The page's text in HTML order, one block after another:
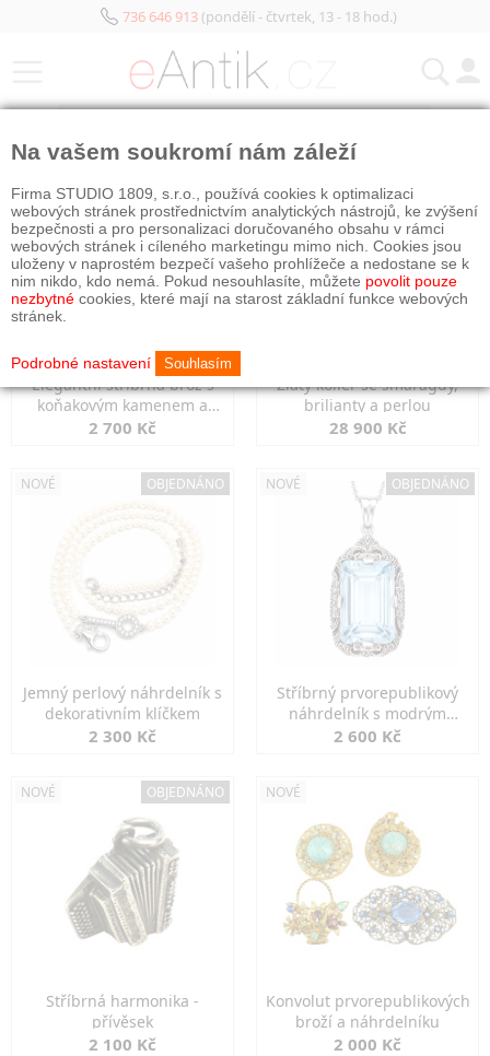
736 646 913(pondělí - čtvrtek, 13 - 18 hod.)
Elegantní stříbrná brož s
koňakovým kamenem a
markazity
2 700 Kč
Zlatý kolier se smaragdy,
brilianty a perlou
28 900 Kč
NOVÉ OBJEDNÁNO
Jemný perlový náhrdelník s
dekorativním klíčkem
2 300 Kč
NOVÉ OBJEDNÁNO
Stříbrný prvorepublikový
náhrdelník s modrým
spinelem
2 600 Kč
NOVÉ OBJEDNÁNO
Stříbrná harmonika -
přívěsek
2 100 Kč
NOVÉ
Konvolut prvorepublikových
broží a náhrdelníku
2 000 Kč
Na vašem soukromí nám záleží
Firma STUDIO 1809, s.r.o., používá cookies k optimalizaci
webových stránek prostřednictvím analytických nástrojů, ke zvýšení
bezpečnosti a pro personalizaci doručovaného obsahu v rámci
webových stránek i cíleného marketingu mimo nich. Cookies jsou
uloženy v naprostém bezpečí vašeho prohlížeče a nedostane se k
nim nikdo, kdo nemá. Pokud nesouhlasíte, můžete povolit pouze
nezbytné cookies, které mají na starost základní funkce webových
stránek.
Podrobné nastavení Souhlasím